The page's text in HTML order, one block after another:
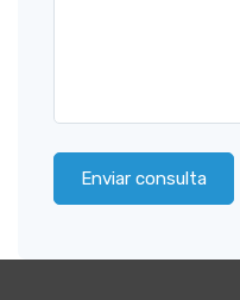
Enviar consulta